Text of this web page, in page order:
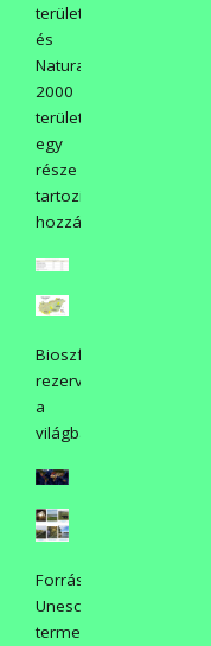
területeinek
és
Natura
2000
területeinek
egy
része
tartozik
hozzá.
Bioszféra
rezervátumok
a
világban:
Forrás:
Unesco.hu
termeszetvedelem.hu